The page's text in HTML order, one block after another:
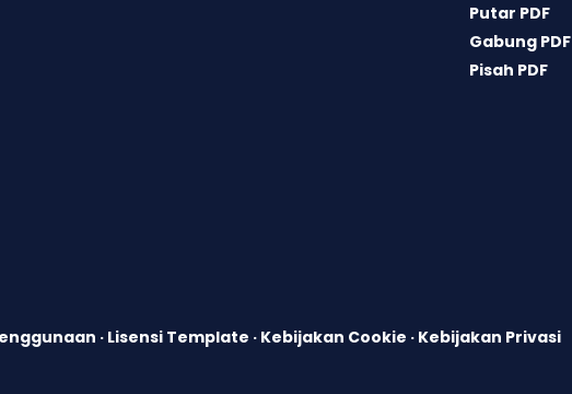
Putar PDF
Gabung PDF
Pisah PDF
· Lisensi Template · Kebijakan Cookie · Kebijakan Privasi